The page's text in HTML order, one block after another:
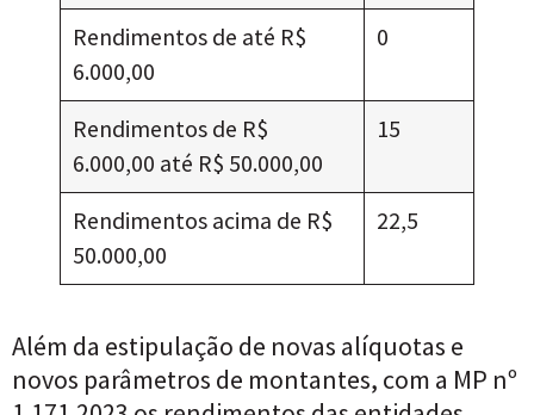
Rendimentos de até R$
6.000,00
0
Rendimentos de R$
6.000,00 até R$ 50.000,00
15
Rendimentos acima de R$
50.000,00
22,5
Além da estipulação de novas alíquotas e
novos parâmetros de montantes, com a MP nº